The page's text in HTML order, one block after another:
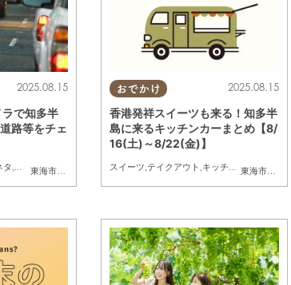
常滑市 武豊町, 美浜町 南知多町
東海市
, 大府市 知多市,東浦町, 常滑市, 南知多町
2025.08.15
で知多半
路等をチェ
タ ,渋滞
おでかけ
東海市
, 大府市
2025.08.15
香港発祥スイーツも来る！知多半
島に来るキッチンカーまとめ【8/
16(土)～8/22(金)】
スイーツ,テイクアウト ,キッチンカー ,イベント